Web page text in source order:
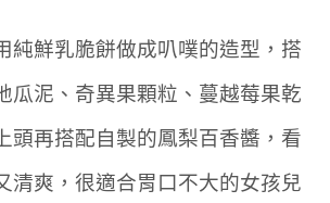
純鮮乳脆餅做成叭噗的造型，搭
瓜泥、奇異果顆粒、蔓越莓果乾
頭再搭配自製的鳳梨百香醬，看
清爽，很適合胃口不大的女孩兒